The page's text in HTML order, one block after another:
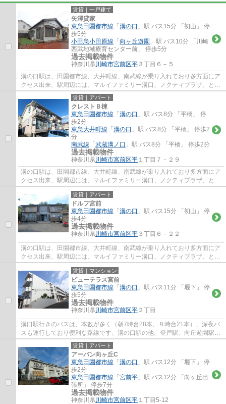
賃貸｜一戸建て
矢澤貸家
東急田園都市線 「 溝の口 」駅 バス15分 「初山」 停
歩5分
小田急小田原線 「 向ヶ丘遊園 」駅 バス10分 「川崎
西武地域療育センター前」 停歩5分
過去掲載物件
神奈川県川崎市宮前区平 ３丁目６－５
溝の口駅は、田園都市線、大井町線、南武線が乗り入れており多方面にア
クセス出来、駅周辺には、マルイファミリー溝口、ノクティプラザ、とい
ったデパートやレストラン街、イトーヨー...
賃貸｜アパート
クレストＢ棟
東急田園都市線 「 溝の口 」駅 バス8分 「平橋」 停
歩2分
東急大井町線 「 溝の口 」駅 バス8分 「平橋」 停歩2
分
南武線 「 武蔵溝ノ口 」駅 バス8分 「平橋」 停歩2分
過去掲載物件
神奈川県川崎市宮前区平 １丁目７－２９
溝の口駅は、田園都市線、大井町線、南武線が乗り入れており多方面にア
クセス出来、駅周辺には、マルイファミリー溝口、ノクティプラザ、とい
ったデパートやレストラン街、イトーヨー...
賃貸｜アパート
ドルフ宮前
東急田園都市線 「 溝の口 」駅 バス15分 「初山」 停
歩4分
過去掲載物件
神奈川県川崎市宮前区平 ３丁目６－２２
溝の口駅は、田園都市線、大井町線、南武線が乗り入れており多方面にア
クセス出来、駅周辺には、マルイファミリー溝口、ノクティプラザ、とい
ったデパートやレストラン街、イトーヨー...
賃貸｜マンション
ビューテラス宮前
東急田園都市線 「 溝の口 」駅 バス11分 「堰下」 停
歩5分
過去掲載物件
神奈川県川崎市宮前区平 ２丁目
溝口駅行きのバスは、本数が多く（朝7時台28本、８時台21本）、深夜バ
スも運行しており便利な路線です、溝の口駅の他、登戸駅、向丘遊園駅、
宮前区役所方面にもバスが運行しており多方...
賃貸｜アパート
アーバン向ヶ丘C
東急田園都市線 「 溝の口 」駅 バス12分 「堰下」 停
歩2分
東急田園都市線 「 宮前平 」駅 バス12分 「向ヶ丘出
張所」 停歩7分
過去掲載物件
神奈川県川崎市宮前区平 １丁目5-12